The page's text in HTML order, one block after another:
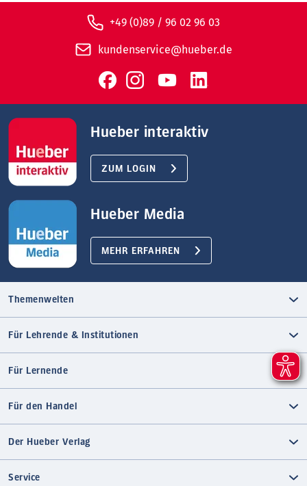
+49 (0)89 / 96 02 96 03
kundenservice@hueber.de
Hueber interaktiv
ZUM LOGIN
Hueber Media
MEHR ERFAHREN
Themenwelten
Für Lehrende & Institutionen
Für Lernende
Für den Handel
Der Hueber Verlag
Service